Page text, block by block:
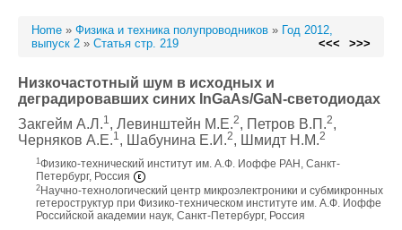
Home » Физика и техника полупроводников » Год 2012,
выпуск 2 » Статья стр. 219 <<< >>>
Низкочастотный шум в исходных и
деградировавших синих InGaAs/GaN-светодиодах
Закгейм А.Л.1, Левинштейн М.Е.2, Петров В.П.2,
Черняков А.Е.1, Шабунина Е.И.2, Шмидт Н.М.2
1 Физико-технический институт им. А.Ф. Иоффе РАН, Санкт-
Петербург, Россия
2 Научно-технологический центр микроэлектроники и субмикронных
гетероструктур при Физико-техническом институте им. А.Ф. Иоффе
Российской академии наук, Санкт-Петербург, Россия